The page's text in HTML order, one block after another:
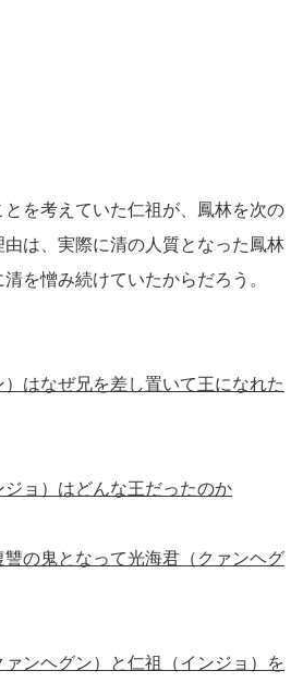
を考えていた仁祖が、鳳林を次の
は、実際に清の人質となった鳳林
を憎み続けていたからだろう。
はなぜ兄を差し置いて王になれた
ジョ）はどんな王だったのか
の鬼となって光海君（クァンヘグ
ァンヘグン）と仁祖（インジョ）を